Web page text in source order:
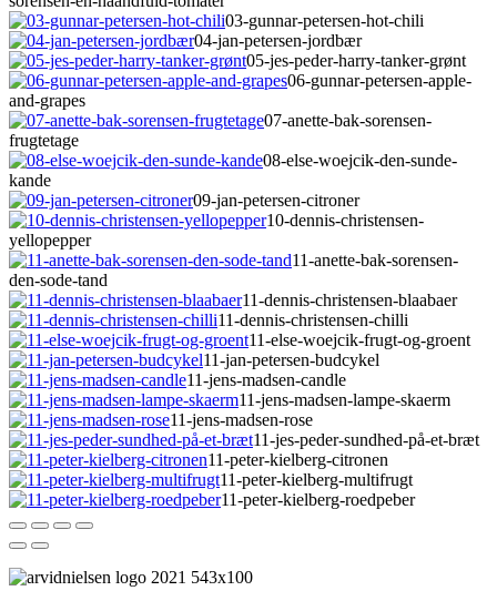
03-gunnar-petersen-hot-chili
04-jan-petersen-jordbær
05-jes-peder-harry-tanker-grønt
06-gunnar-petersen-apple-
and-grapes
07-anette-bak-sorensen-
frugtetage
08-else-woejcik-den-sunde-
kande
09-jan-petersen-citroner
10-dennis-christensen-
yellopepper
11-anette-bak-sorensen-
den-sode-tand
11-dennis-christensen-blaabaer
11-dennis-christensen-chilli
11-else-woejcik-frugt-og-groent
11-jan-petersen-budcykel
11-jens-madsen-candle
11-jens-madsen-lampe-skaerm
11-jens-madsen-rose
11-jes-peder-sundhed-på-et-bræt
11-peter-kielberg-citronen
11-peter-kielberg-multifrugt
11-peter-kielberg-roedpeber